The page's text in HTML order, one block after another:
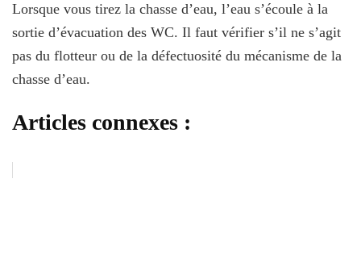
Lorsque vous tirez la chasse d’eau, l’eau s’écoule à la
sortie d’évacuation des WC. Il faut vérifier s’il ne s’agit
pas du flotteur ou de la défectuosité du mécanisme de la
chasse d’eau.
Articles connexes :